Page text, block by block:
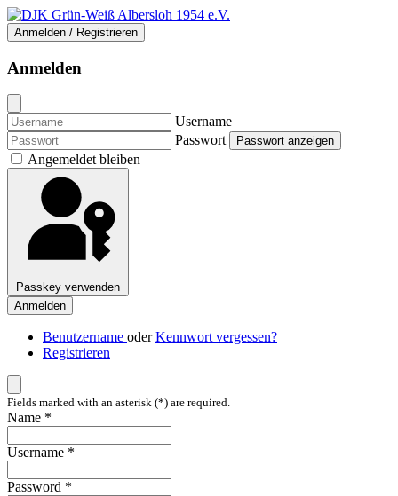
Anmelden / Registrieren
Anmelden
Username
Passwort
Passwort anzeigen
Angemeldet bleiben
Passkey verwenden
Anmelden
Benutzername oderKennwort vergessen?
Registrieren
Fields marked with an asterisk (*) are required.
Name *
Username *
Password *